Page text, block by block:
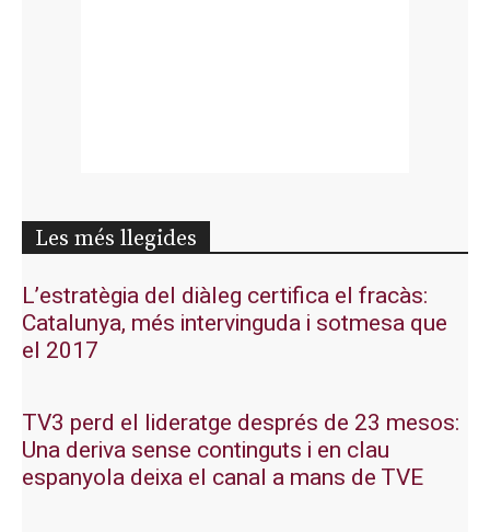
Les més llegides
L’estratègia del diàleg certifica el fracàs:
Catalunya, més intervinguda i sotmesa que
el 2017
TV3 perd el lideratge després de 23 mesos:
Una deriva sense continguts i en clau
espanyola deixa el canal a mans de TVE